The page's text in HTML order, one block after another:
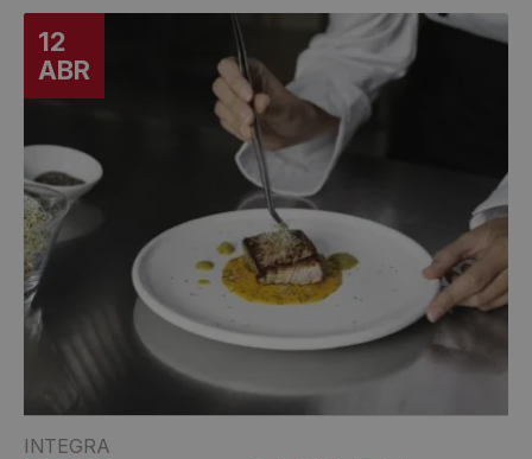
12
ABR
INTEGRA